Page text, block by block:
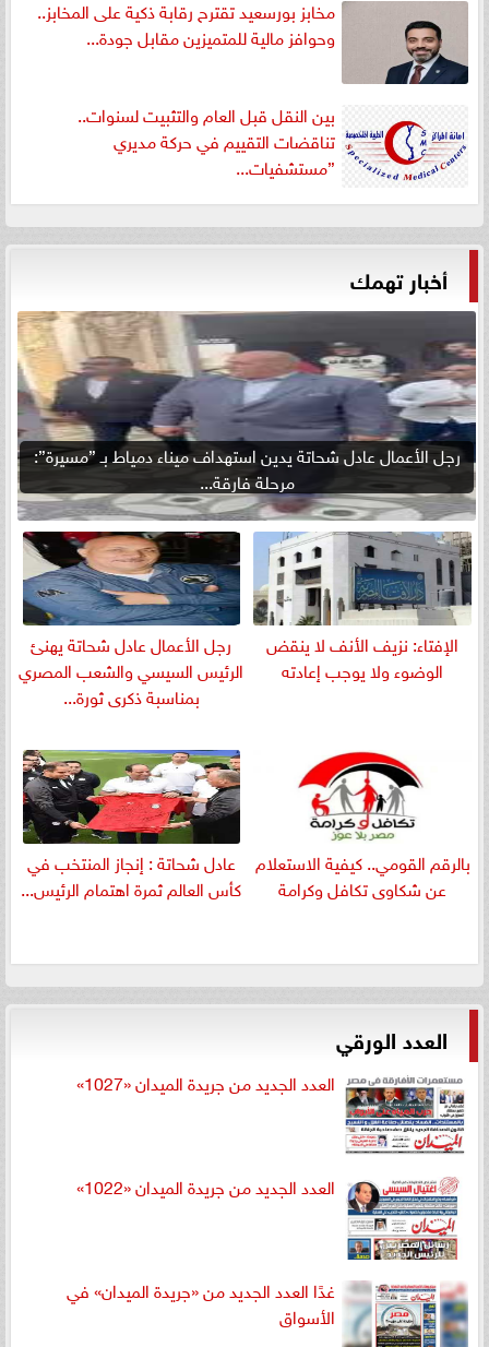
مخابز بورسعيد تقترح رقابة ذكية على المخابز..
وحوافز مالية للمتميزين مقابل جودة...
بين النقل قبل العام والتثبيت لسنوات..
تناقضات التقييم في حركة مديري
”مستشفيات...
أخبار تهمك
رجل الأعمال عادل شحاتة يدين استهداف ميناء دمياط بـ ”مسيرة”:
مرحلة فارقة...
الإفتاء: نزيف الأنف لا ينقض
الوضوء ولا يوجب إعادته
رجل الأعمال عادل شحاتة يهنئ
الرئيس السيسي والشعب المصري
بمناسبة ذكرى ثورة...
بالرقم القومي.. كيفية الاستعلام
عن شكاوى تكافل وكرامة
عادل شحاتة : إنجاز المنتخب في
كأس العالم ثمرة اهتمام الرئيس...
العدد الورقي
العدد الجديد من جريدة الميدان «1027»
العدد الجديد من جريدة الميدان «1022»
غدًا العدد الجديد من «جريدة الميدان» في
الأسواق